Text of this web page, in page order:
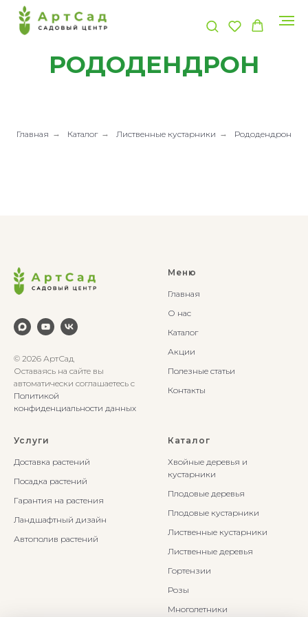
РОДОДЕНДРОН
Главная → Каталог → Лиственные кустарники → Рододендрон
© 2026 АртСад
Оставаясь на сайте вы
автоматически соглашаетесь с
Политикой
конфиденциальности данных
Меню
Главная
О нас
Каталог
Акции
Полезные статьи
Контакты
Услуги
Доставка растений
Посадка растений
Гарантия на растения
Ландшафтный дизайн
Автополив растений
Каталог
Хвойные деревья и
кустарники
Плодовые деревья
Плодовые кустарники
Лиственные кустарники
Лиственные деревья
Гортензии
Розы
Многолетники